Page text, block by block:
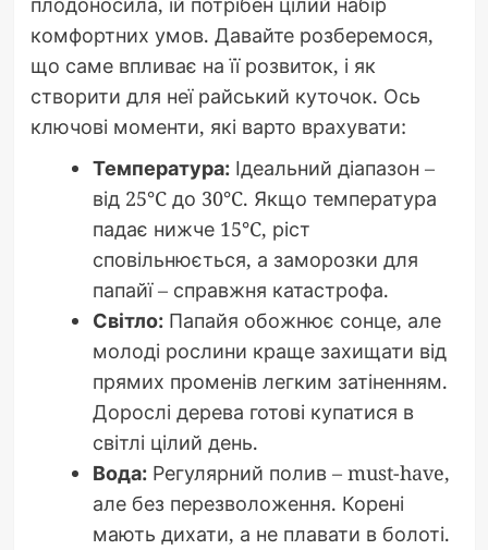
комфортних умов. Давайте розберемося,
що саме впливає на її розвиток, і як
створити для неї райський куточок. Ось
ключові моменти, які варто врахувати:
Температура:Ідеальний діапазон –
від 25°C до 30°C. Якщо температура
падає нижче 15°C, ріст
сповільнюється, а заморозки для
папайї – справжня катастрофа.
Світло:Папайя обожнює сонце, але
молоді рослини краще захищати від
прямих променів легким затіненням.
Дорослі дерева готові купатися в
світлі цілий день.
Вода:Регулярний полив – must-have,
але без перезволоження. Корені
мають дихати, а не плавати в болоті.